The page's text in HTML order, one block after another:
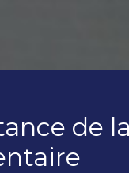
de